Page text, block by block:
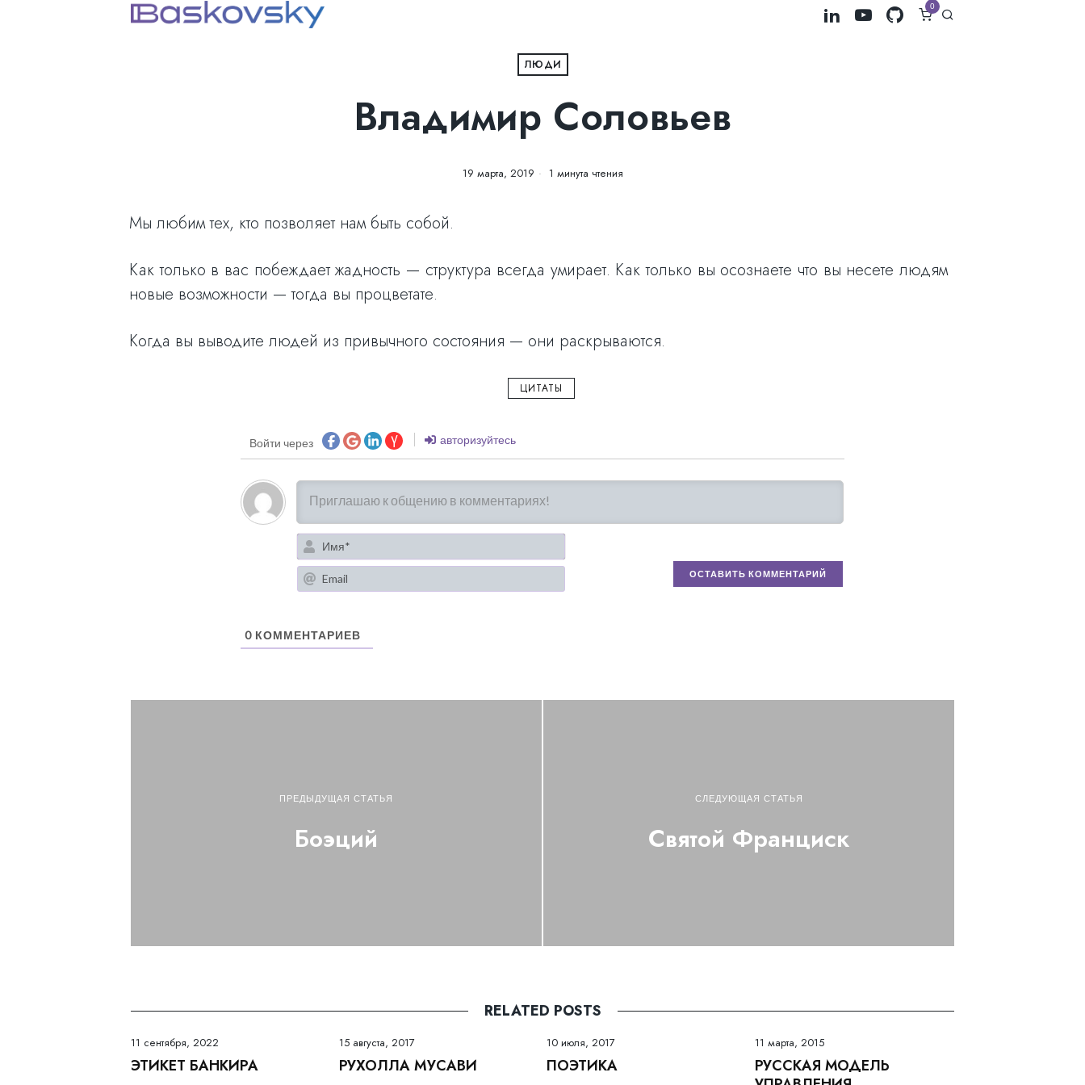
0
ЛЮДИ
Владимир Соловьев
19 марта, 2019 1 минута чтения
Мы любим тех, кто позволяет нам быть собой.
Как только в вас побеждает жадность — структура всегда умирает. Как только вы осознаете что вы несете людям
новые возможности — тогда вы процветате.
Когда вы выводите людей из привычного состояния — они раскрываются.
ЦИТАТЫ
Войти через авторизуйтесь
Имя*
Email
0 КОММЕНТАРИЕВ
ПРЕДЫДУЩАЯ СТАТЬЯ
Боэций
СЛЕДУЮЩАЯ СТАТЬЯ
Святой Франциск
RELATED POSTS
11 сентября, 2022
ЭТИКЕТ БАНКИРА
15 августа, 2017
РУХОЛЛА МУСАВИ
10 июля, 2017
ПОЭТИКА
11 марта, 2015
РУССКАЯ МОДЕЛЬ